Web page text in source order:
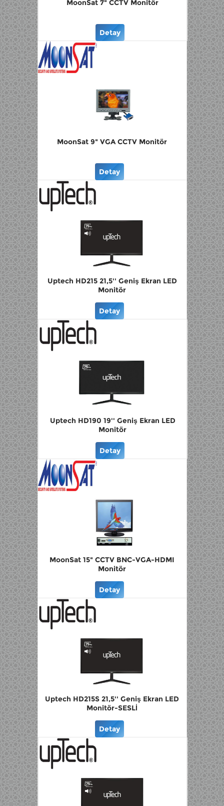
MoonSat 7" CCTV Monitör
Detay
MoonSat 9" VGA CCTV Monitör
Detay
Uptech HD215 21,5'' Geniş Ekran LED
Monitör
Detay
Uptech HD190 19'' Geniş Ekran LED
Monitör
Detay
MoonSat 15" CCTV BNC-VGA-HDMI
Monitör
Detay
Uptech HD215S 21,5'' Geniş Ekran LED
Monitör-SESLİ
Detay